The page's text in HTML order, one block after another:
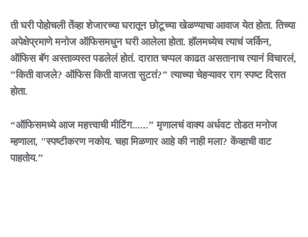
ती घरी पोहोचली तेंव्हा शेजारच्या घरातून छोटूच्या खेळण्याचा आवाज येत होता. तिच्या
अपेक्षेप्रमाणे मनोज ऑफिसमधुन घरी आलेला होता. हॉलमध्येच त्याचं जर्किन,
ऑफिस बॅग अस्ताव्यस्त पडलेलं होतं. दारात चप्पल काढत असतानाच त्यानं विचारलं,
”किती वाजले? ऑफिस किती वाजता सुटतं?” त्याच्या चेहऱ्यावर राग स्पष्ट दिसत
होता.
“ऑफिसमध्ये आज महत्त्वाची मीटिंग......” मृणालचं वाक्य अर्धवट तोडत मनोज
म्हणाला, "स्पष्टीकरण नकोय. चहा मिळणार आहे की नाही मला? केंव्हाची वाट
पाहतोय.”